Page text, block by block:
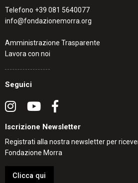
Telefono +39 081 5640077
info@fondazionemorra.org
Amministrazione Trasparente
Lavora con noi
Seguici
Iscrizione Newsletter
Registrati alla nostra newsletter per
Fondazione Morra
Clicca qui